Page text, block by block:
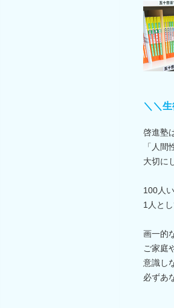
＼＼
啓進塾
「人
大切に
100人
1人と
画一的
ご家庭
意識し
必ずあ